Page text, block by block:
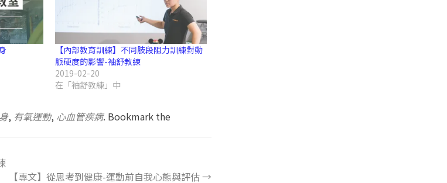
【內部教育訓練】不同肢段阻力訓練對動
脈硬度的影響-袖舒教練
2019-02-20
在「袖舒教練」中
, 有氧運動, 心血管疾病. Bookmark the
【專文】從思考到健康-運動前自我心態與評估→